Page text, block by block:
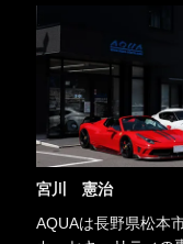
宮川 憲治
AQUAは長野県松本